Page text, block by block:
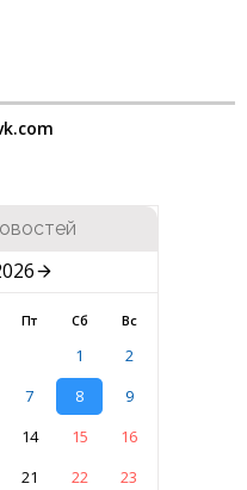
Пт Сб Вс
1
2
7 8
9
14 15
16
21 22
23